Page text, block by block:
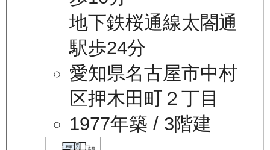
地下鉄桜通線太閤通
駅歩24分
愛知県名古屋市中村
区押木田町２丁目
1977年築 / 3階建